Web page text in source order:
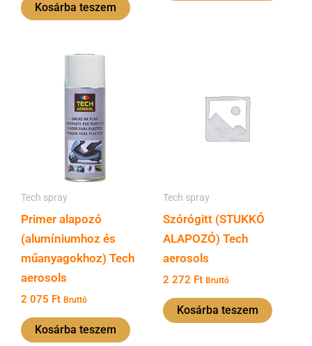
Kosárba teszem
Tech spray
Primer alapozó
(alumíniumhoz és
műanyagokhoz) Tech
aerosols
2 075 Ft Bruttó
Kosárba teszem
Tech spray
Szórógitt (STUKKÓ
ALAPOZÓ) Tech
aerosols
2 272 Ft Bruttó
Kosárba teszem